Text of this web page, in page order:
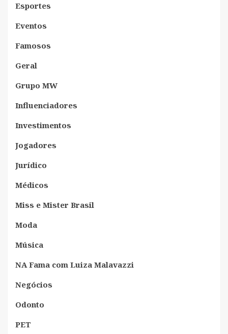
Esportes
Eventos
Famosos
Geral
Grupo MW
Influenciadores
Investimentos
Jogadores
Jurídico
Médicos
Miss e Mister Brasil
Moda
Música
NA Fama com Luiza Malavazzi
Negócios
Odonto
PET